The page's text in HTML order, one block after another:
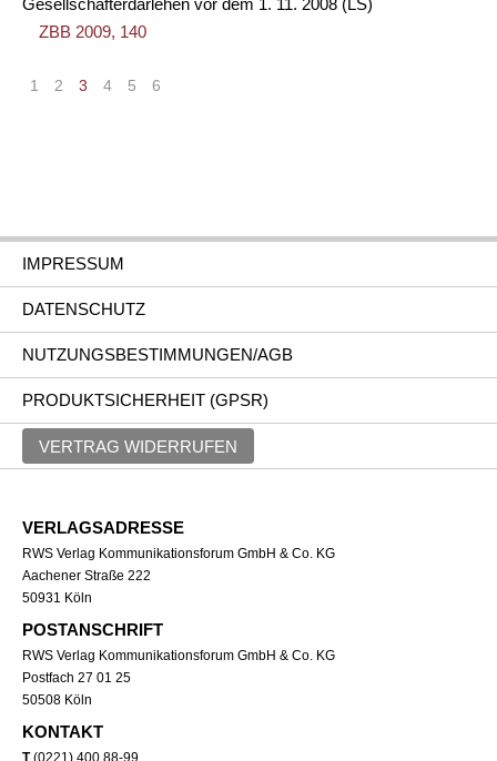
Gesellschafterdarlehen vor dem 1. 11. 2008 (LS)
ZBB 2009, 140
1 2 3 4 5 6
IMPRESSUM
DATENSCHUTZ
NUTZUNGSBESTIMMUNGEN/AGB
PRODUKTSICHERHEIT (GPSR)
VERTRAG WIDERRUFEN
VERLAGSADRESSE
RWS Verlag Kommunikationsforum GmbH & Co. KG
Aachener Straße 222
50931 Köln
POSTANSCHRIFT
RWS Verlag Kommunikationsforum GmbH & Co. KG
Postfach 27 01 25
50508 Köln
KONTAKT
T(0221) 400 88-99